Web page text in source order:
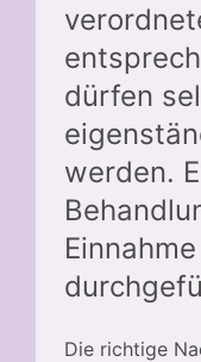
dürfen
werden.
Die richtige